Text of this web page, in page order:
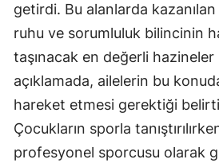
getirdi. Bu alanlarda
ruhu ve sorumluluk bilincinin
taşınacak en değerli
açıklamada, ailelerin bu
hareket etmesi gerektiği
Çocukların sporla
profesyonel sporcusu olarak